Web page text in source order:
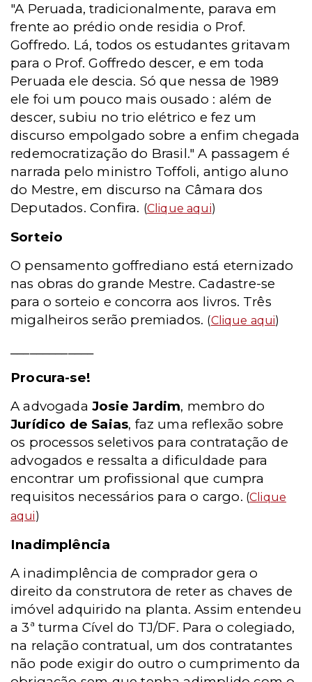
"A Peruada, tradicionalmente, parava em
frente ao prédio onde residia o Prof.
Goffredo. Lá, todos os estudantes gritavam
para o Prof. Goffredo descer, e em toda
Peruada ele descia. Só que nessa de 1989
ele foi um pouco mais ousado : além de
descer, subiu no trio elétrico e fez um
discurso empolgado sobre a enfim chegada
redemocratização do Brasil." A passagem é
narrada pelo ministro Toffoli, antigo aluno
do Mestre, em discurso na Câmara dos
Deputados. Confira. (Clique aqui)
Sorteio
O pensamento goffrediano está eternizado
nas obras do grande Mestre. Cadastre-se
para o sorteio e concorra aos livros. Três
migalheiros serão premiados. (Clique aqui)
Procura-se!
A advogadaJosie Jardim, membro do
Jurídico de Saias, faz uma reflexão sobre
os processos seletivos para contratação de
advogados e ressalta a dificuldade para
encontrar um profissional que cumpra
requisitos necessários para o cargo. (Clique
aqui)
Inadimplência
A inadimplência de comprador gera o
direito da construtora de reter as chaves de
imóvel adquirido na planta. Assim entendeu
a 3ª turma Cível do TJ/DF. Para o colegiado,
na relação contratual, um dos contratantes
não pode exigir do outro o cumprimento da